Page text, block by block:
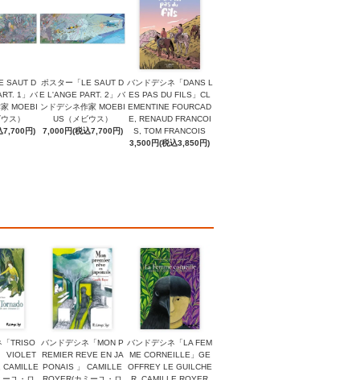
SAUT D
1」バ
MOEBI
ス）
7,700円)
ポスター「LE SAUT D
E L'ANGE PART. 2」バ
ンドデシネ作家 MOEBI
US（メビウス）
7,000円(税込7,700円)
バンドデシネ「DANS L
ES PAS DU FILS」CL
EMENTINE FOURCAD
E, RENAUD FRANCOI
S, TOM FRANCOIS
3,500円(税込3,850円)
「TRISO
VIOLET
CAMILLE
バンドデシネ「MON P
REMIER REVE EN JA
PONAIS 」 CAMILLE
バンドデシネ「LA FEM
ME CORNEILLE」GE
OFFREY LE GUILCHE